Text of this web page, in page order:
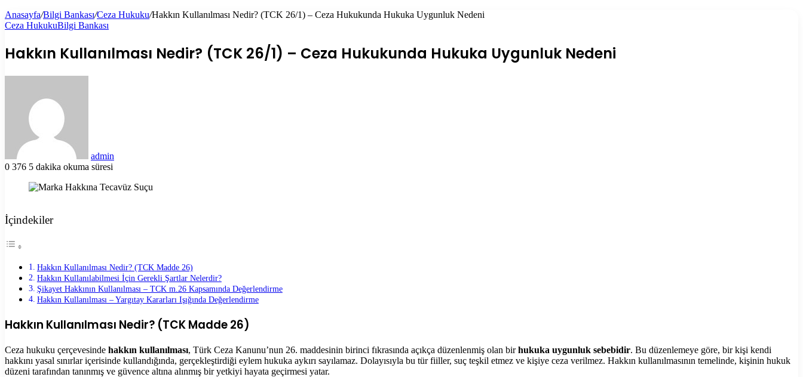
Anasayfa/Bilgi Bankası/Ceza Hukuku/Hakkın Kullanılması Nedir? (TCK 26/1) – Ceza Hukukunda Hukuka Uygunluk Nedeni
Ceza HukukuBilgi Bankası
Hakkın Kullanılması Nedir? (TCK 26/1) – Ceza Hukukunda Hukuka Uygunluk Nedeni
admin
0 376 5 dakika okuma süresi
İçindekiler
Hakkın Kullanılması Nedir? (TCK Madde 26)
Hakkın Kullanılabilmesi İçin Gerekli Şartlar Nelerdir?
Şikayet Hakkının Kullanılması – TCK m.26 Kapsamında Değerlendirme
Hakkın Kullanılması – Yargıtay Kararları Işığında Değerlendirme
Hakkın Kullanılması Nedir? (TCK Madde 26)
Ceza hukuku çerçevesinde hakkın kullanılması, Türk Ceza Kanunu’nun 26. maddesinin birinci fıkrasında açıkça düzenlenmiş olan birhukuka uygunluk sebebidir. Bu düzenlemeye göre, bir kişi kendi
hakkını yasal sınırlar içerisinde kullandığında, gerçekleştirdiği eylem hukuka aykırı sayılamaz. Dolayısıyla bu tür fiiller, suç teşkil etmez ve kişiye ceza verilmez. Hakkın kullanılmasının temelinde, kişinin hukuk
düzeni tarafından tanınmış ve güvence altına alınmış bir yetkiyi hayata geçirmesi yatar.